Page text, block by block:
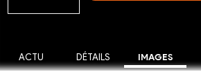
ACTU DÉTAILS IMAGES